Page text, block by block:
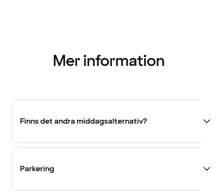
Mer information
Finns det andra middagsalternativ?
Parkering